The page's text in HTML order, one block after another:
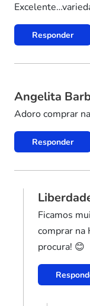
Responder
Angelita
Adoro comprar
Responder
Ficamos
comprar na
procura! 😊